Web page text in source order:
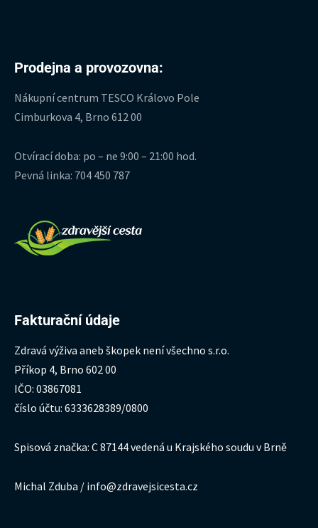
Prodejna a provozovna:
Nákupní centrum TESCO Královo Pole
Cimburkova 4, Brno 612 00
Otvírací doba: po – ne 9:00 – 21:00 hod.
Pevná linka: 704 450 787
Fakturační údaje
Zdravá výživa aneb škopek není všechno s.r.o.
Příkop 4, Brno 602 00
IČO: 03867081
číslo účtu: 6333628389/0800
Spisová značka: C 87144 vedená u Krajského soudu v Brně
Michal Zduba / info@zdravejsicesta.cz